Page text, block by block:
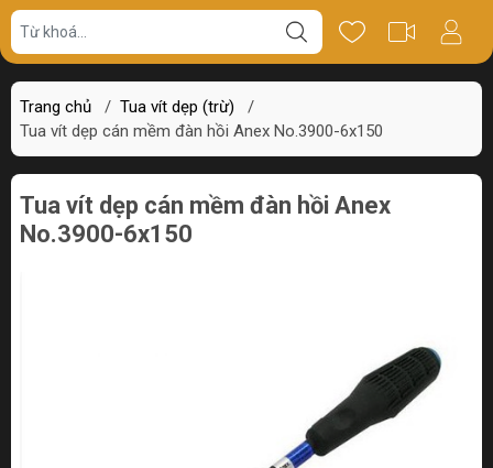
Trang chủ / Tua vít dẹp (trừ)
/
Tua vít dẹp cán mềm đàn hồi Anex No.3900-6x150
Giá bán Thông số Review
Tua vít dẹp cán mềm đàn hồi Anex
No.3900-6x150